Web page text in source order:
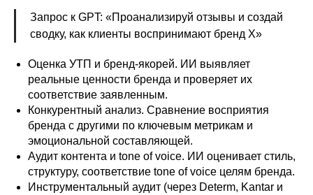
Запрос к GPT: «Проанализируй отзывы и создай
сводку, как клиенты воспринимают бренд X»
Оценка УТП и бренд-якорей. ИИ выявляет
реальные ценности бренда и проверяет их
соответствие заявленным.
Конкурентный анализ. Сравнение восприятия
бренда с другими по ключевым метрикам и
эмоциональной составляющей.
Аудит контента и tone of voice. ИИ оценивает стиль,
структуру, соответствие tone of voice целям бренда.
Инструментальный аудит (через Determ, Kantar и